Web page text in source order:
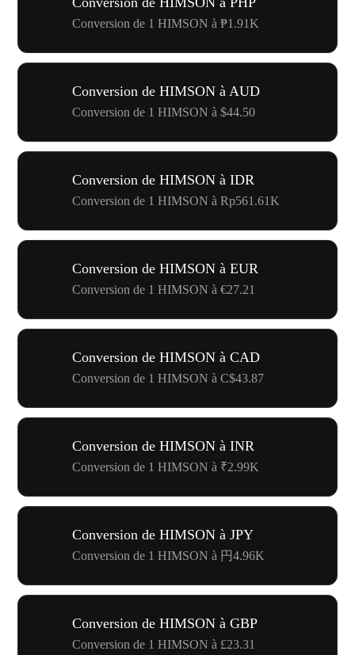
Conversion de 1 HIMSON à ₱1.91K
Conversion de HIMSON à AUD
Conversion de 1 HIMSON à $44.50
Conversion de HIMSON à IDR
Conversion de 1 HIMSON à Rp561.61K
Conversion de HIMSON à EUR
Conversion de 1 HIMSON à €27.21
Conversion de HIMSON à CAD
Conversion de 1 HIMSON à C$43.87
Conversion de HIMSON à INR
Conversion de 1 HIMSON à ₹2.99K
Conversion de HIMSON à JPY
Conversion de 1 HIMSON à 円4.96K
Conversion de HIMSON à GBP
Conversion de 1 HIMSON à £23.31